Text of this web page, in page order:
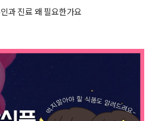
과 진료 왜 필요한가요